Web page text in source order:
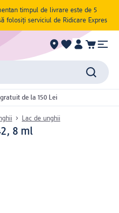
timpul de livrare este de 5
folosiți serviciul de Ridicare Expres
gratuit de la 150 Lei
Lac de unghii
8 ml